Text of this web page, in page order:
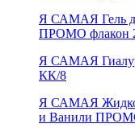
Я САМАЯ Гель
ПРОМО флакон
Я САМАЯ
КК/8
Я САМАЯ
и Ванили